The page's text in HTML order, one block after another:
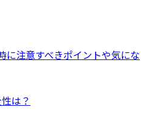
に注意すべきポイントや気にな
は？